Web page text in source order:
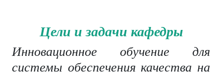
Цели и задачи кафедры
Инновационное обучение для
системы обеспечения качества на